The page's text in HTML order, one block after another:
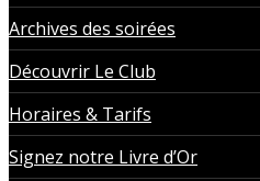
Archives des soirées
Découvrir Le Club
Horaires & Tarifs
Signez notre Livre d’Or